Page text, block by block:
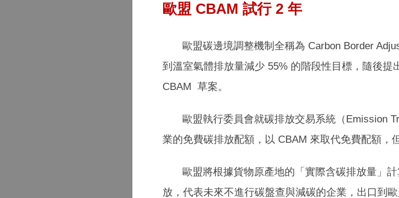
歐盟 CBAM 試行 2 年
歐盟碳邊境調整機制全稱為 Carbon Border
到溫室氣體排放量減少 55% 的階段性目標，隨後
CBAM
草案。
歐盟執行委員會就碳排放交易系統（Emission
業的免費碳排放配額，以 CBAM 來取代免費配額，
歐盟將根據貨物原產地的「實際含碳排放量」
放，代表未來不進行碳盤查與減碳的企業，出口到